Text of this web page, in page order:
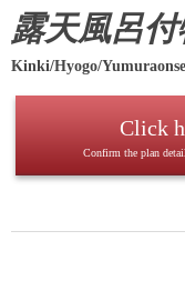
露天風呂
Kinki/Hyogo/
Click
Confirm the plan